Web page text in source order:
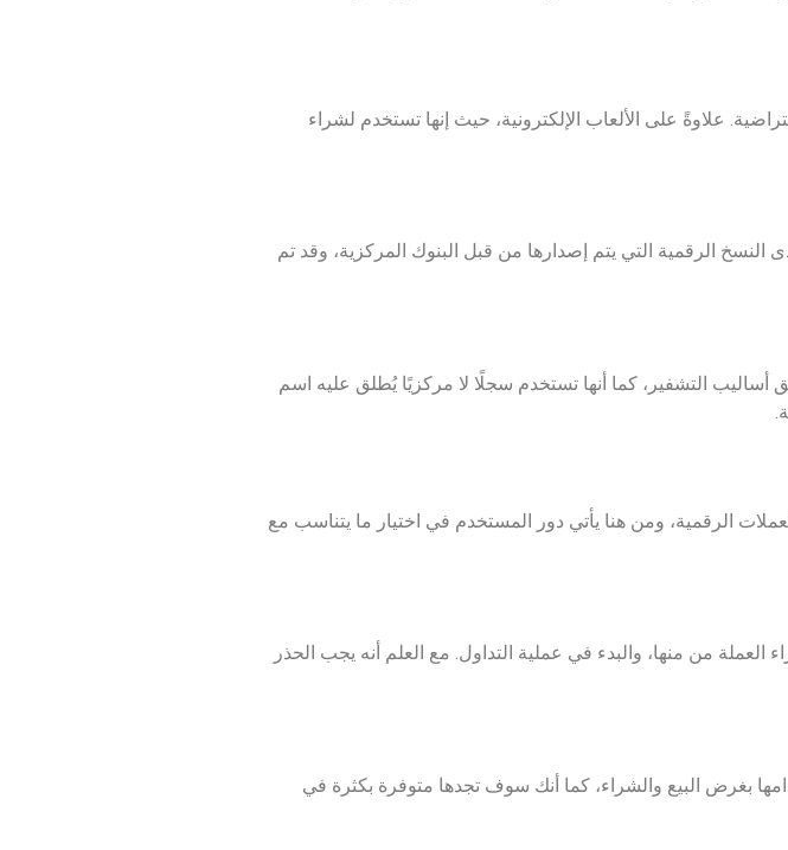
علاوةً على الألعاب الإلكترونية، حيث إنها تستخدم لشراء
النسخ الرقمية التي يتم إصدارها من قبل البنوك المركزية، وقد تم
التشفير، كما أنها تستخدم سجلًا لا مركزيًا يُطلق عليه اسم
الرقمية، ومن هنا يأتي دور المستخدم في اختيار ما يتناسب مع
من منها، والبدء في عملية التداول. مع العلم أنه يجب الحذر
بغرض البيع والشراء، كما أنك سوف تجدها متوفرة بكثرة في